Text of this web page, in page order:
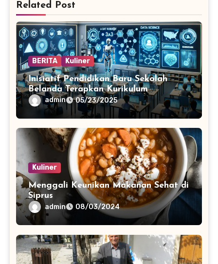
Related Post
BERITA Kuliner
Inisiatif Pendidikan Baru Sekolah
Belanda Terapkan Kurikulum
Teknologi AI
admin 05/23/2025
Kuliner
Menggali Keunikan Makanan Sehat di
Siprus
admin 08/03/2024